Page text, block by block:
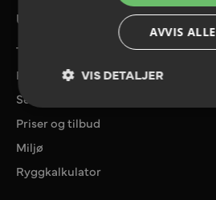
UTVALGTE TJENESTER
Tilbudforespørsel
Referanser
Send filer
Priser og tilbud
Miljø
Ryggkalkulator
AVVIS ALLE
VIS DETALJER